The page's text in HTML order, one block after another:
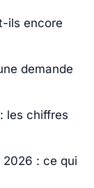
ils encore
demande
les chiffres
: ce qui